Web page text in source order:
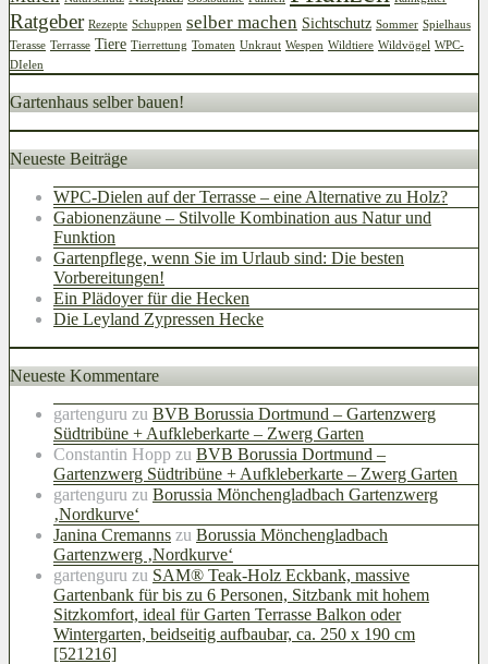
Ratgeber Rezepte Schuppen selber machen Sichtschutz Sommer Spielhaus
Terasse Terrasse Tiere Tierrettung Tomaten Unkraut Wespen Wildtiere Wildvögel WPC-
DIelen
Gartenhaus selber bauen!
Neueste Beiträge
WPC-Dielen auf der Terrasse – eine Alternative zu Holz?
Gabionenzäune – Stilvolle Kombination aus Natur und
Funktion
Gartenpflege, wenn Sie im Urlaub sind: Die besten
Vorbereitungen!
Ein Plädoyer für die Hecken
Die Leyland Zypressen Hecke
Neueste Kommentare
gartenguru zu BVB Borussia Dortmund – Gartenzwerg
Südtribüne + Aufkleberkarte – Zwerg Garten
Constantin Hopp zu BVB Borussia Dortmund –
Gartenzwerg Südtribüne + Aufkleberkarte – Zwerg Garten
gartenguru zu Borussia Mönchengladbach Gartenzwerg
‚Nordkurve‘
Janina Cremanns zu Borussia Mönchengladbach
Gartenzwerg ‚Nordkurve‘
gartenguru zu SAM® Teak-Holz Eckbank, massive
Gartenbank für bis zu 6 Personen, Sitzbank mit hohem
Sitzkomfort, ideal für Garten Terrasse Balkon oder
Wintergarten, beidseitig aufbaubar, ca. 250 x 190 cm
[521216]